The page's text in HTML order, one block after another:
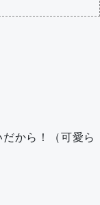
から！（可愛ら